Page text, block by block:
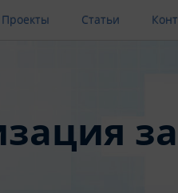
Проекты Статьи
за